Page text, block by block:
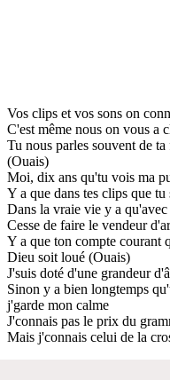
Vos clips et vos sons on
C'est même nous on vous a
Tu nous parles souvent de
(Ouais)
Moi, dix ans qu'tu vois ma
Y a que dans tes clips que
Dans la vraie vie y a
Cesse de faire le vendeur
Y a que ton compte courant
Dieu soit loué (Ouais)
J'suis doté d'une grandeur
Sinon y a bien longtemps
j'garde mon calme
J'connais pas le prix du
Mais j'connais celui de la